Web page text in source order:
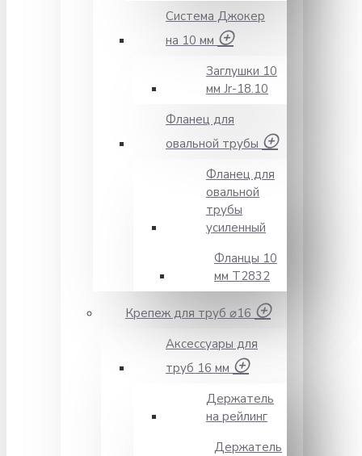
Система Джокер
на 10 мм
Заглушки 10
мм Jr-18.10
Фланец для
овальной трубы
Фланец для
овальной
трубы
усиленный
Фланцы 10
мм Т2832
Крепеж для труб ⌀16
Аксессуары для
труб 16 мм
Держатель
на рейлинг
Держатель